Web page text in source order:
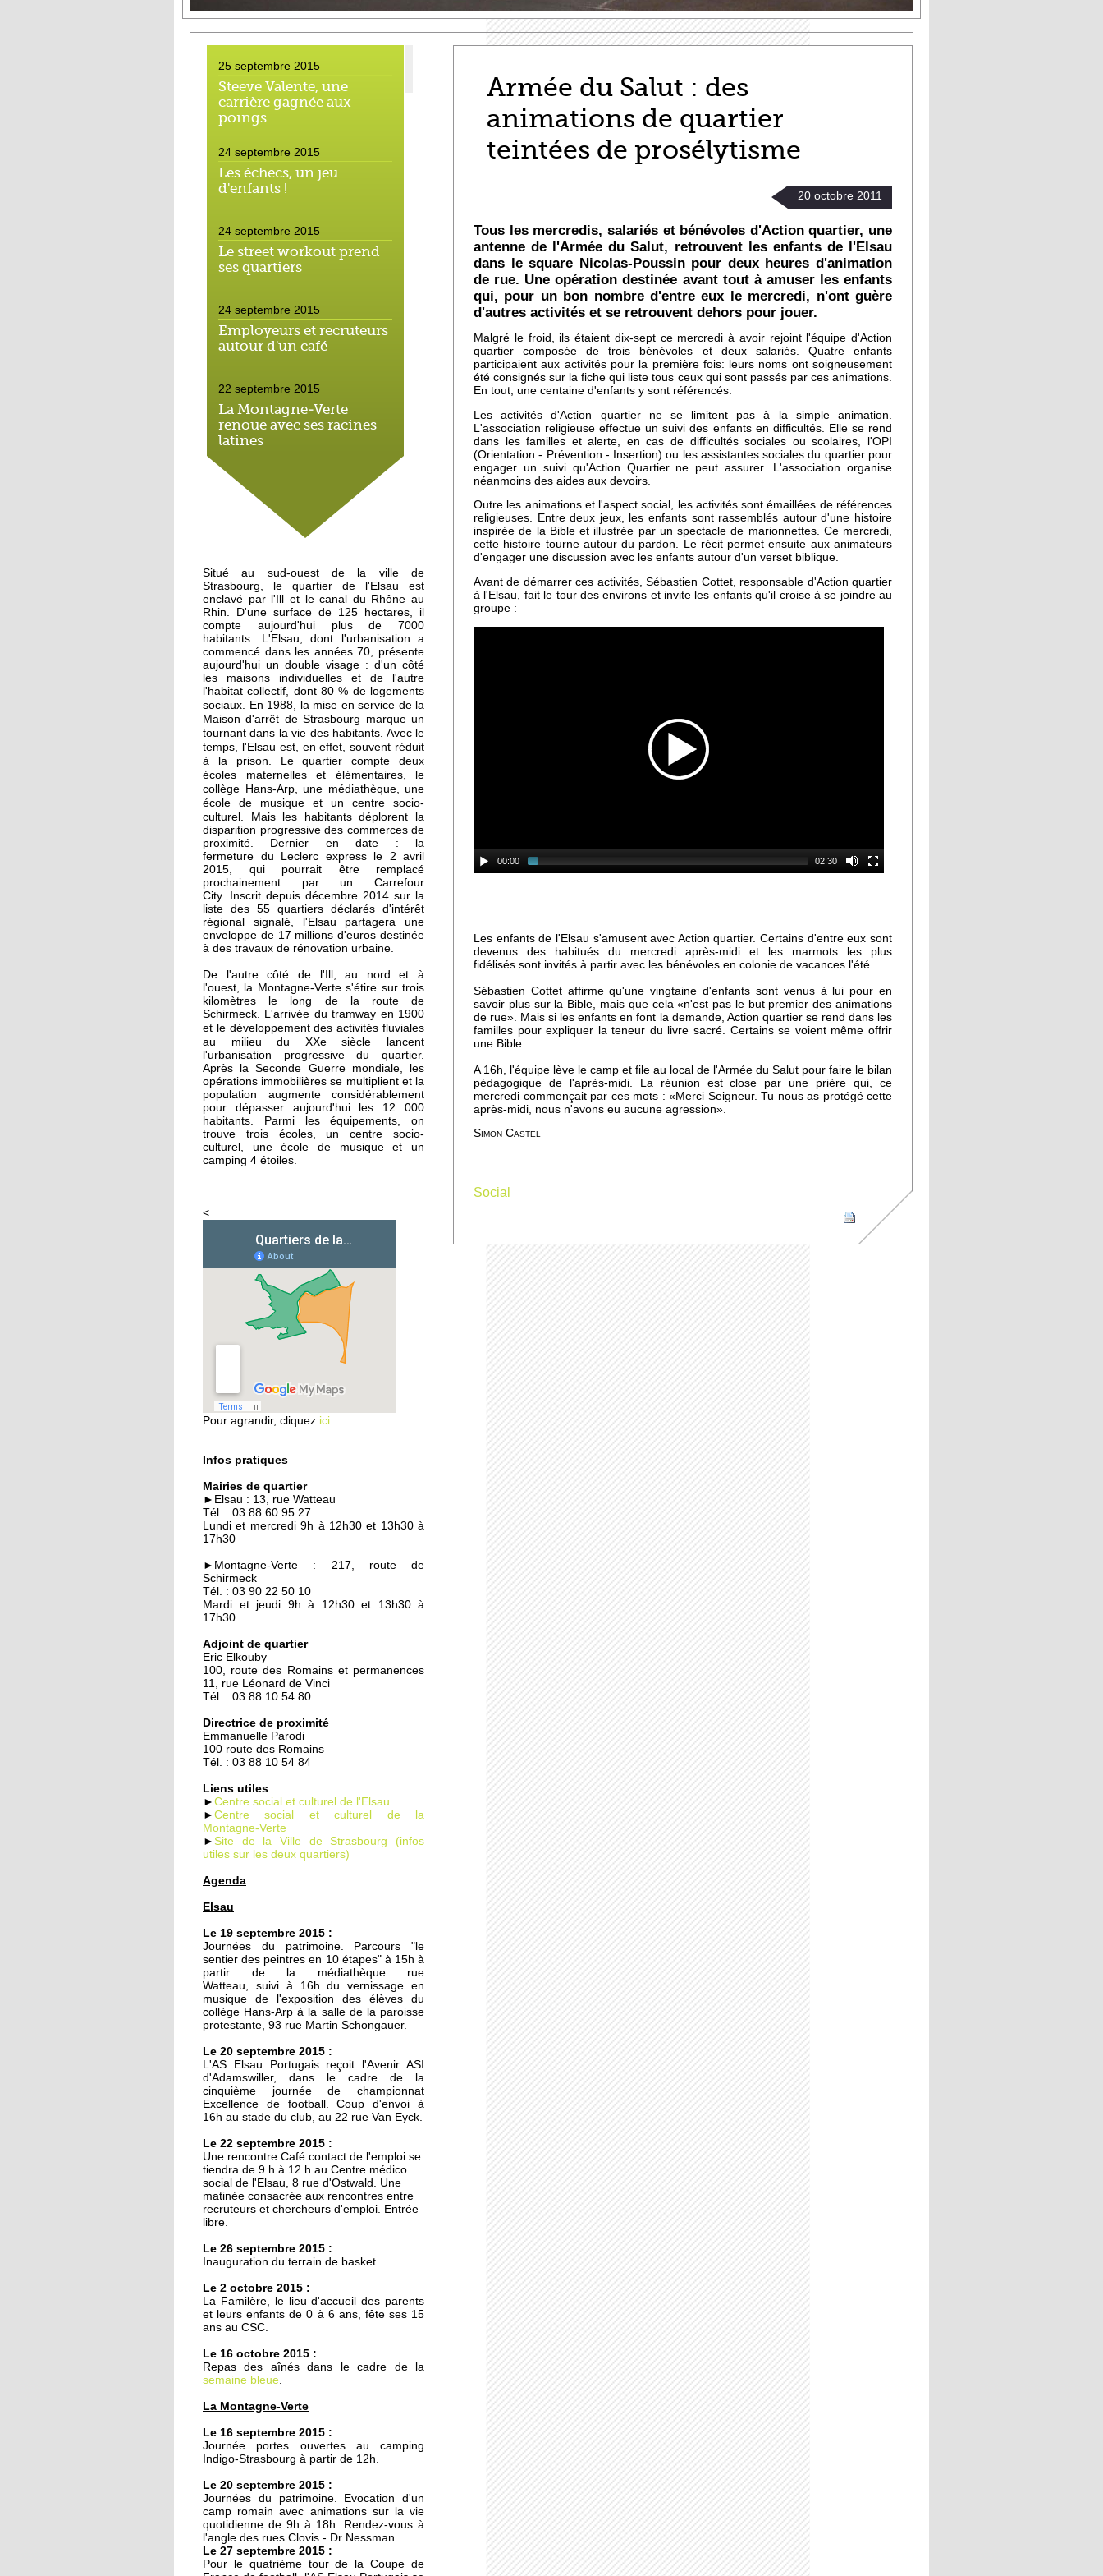
25 septembre 2015
Steeve Valente, une
carrière gagnée aux
poings
24 septembre 2015
Les échecs, un jeu
d'enfants !
24 septembre 2015
Le street workout prend
ses quartiers
24 septembre 2015
Employeurs et recruteurs
autour d'un café
22 septembre 2015
La Montagne-Verte
renoue avec ses racines
latines
22 septembre 2015
Un Carrefour Contact à
l'Elsau courant automne
A l'Elsau, une balade
haute en couleur
18 septembre 2015
A Emmaüs Montagne-
Verte, le tri s'organise
pour les migrants
18 septembre 2015
La recherche d'emploi
autour d'un café
17 septembre 2015
Notre sélection pour les
Journées du patrimoine
à l'Elsau et la Montagne-
Verte
16 septembre 2015
Un camping adepte du
bon voisinage
15 septembre 2015
Dons records à Emmaüs
en faveur des réfugiés
26 septembre 2014
Des cours de vélo pour
favoriser l'insertion
26 septembre 2014
Femmes de Paroles
Les filles chaussent leurs
crampons
24 septembre 2014
Vers une aide sociale plus
ciblée
24 septembre 2014
Les habitants
redécouvrent le Parc
naturel urbain
23 septembre 2014
Quand les employeurs
viennent chercher les
chômeurs
23 septembre 2014
Un demi-siècle à l'Elsau
22 septembre 2014
Familles rurales veut
casser l'isolement des
seniors
Maison d'arrêt : les
parloirs sauvages
empoisonnent la vie des
19 septembre 2014
La nounou des HLM
Le TJP à l'Elsau : Des
nouvelles des vieilles
18 septembre 2014
Un nouveau mirador à la
prison de Strasbourg
27 octobre 2011
Des locataires à l'abandon
L'étrange enclave
lingolsheimoise dans la
Montagne Verte
20 octobre 2011
animations de quartier
teintées de prosélytisme
20 octobre 2011
Ces recettes qui n'ont pas
18 octobre 2011
Le chemin du
Kammerfeld fait peau
neuve
18 octobre 2011
150 à 200 logements
prévus sur l'ex-site
Danone
18 octobre 2011
Situé au sud-ouest de la ville de
Strasbourg, le quartier de l'Elsau est
enclavé par l'Ill et le canal du Rhône au
Rhin. D'une surface de 125 hectares, il
compte aujourd'hui plus de 7000
habitants. L'Elsau, dont l'urbanisation a
commencé dans les années 70, présente
aujourd'hui un double visage : d'un côté
les maisons individuelles et de l'autre
l'habitat collectif, dont 80 % de logements
sociaux. En 1988, la mise en service de la
Maison d'arrêt de Strasbourg marque un
tournant dans la vie des habitants. Avec le
temps, l'Elsau est, en effet, souvent réduit
à la prison.
Le quartier comptedeux
écoles maternelles et élémentaires, le
collège Hans-Arp, une médiathèque, une
école de musique et un centre socio-
culturel. Mais les habitants déplorent la
disparition progressive des commerces de
proximité. Dernier en date : la
fermeture du Leclerc express le 2 avril
2015, qui pourrait être remplacé
prochainement par un Carrefour
City. Inscrit depuis décembre 2014 sur la
liste des 55 quartiers déclarés d'intérêt
régional signalé, l'Elsau partagera une
enveloppe de 17 millions d'euros destinée
à des travaux de rénovation urbaine.
De l'autre côté de l'Ill, au nord et à
l'ouest, la Montagne-Verte s'étire sur trois
kilomètres le long de la route de
Schirmeck. L'arrivée du tramway en 1900
et l e développement des activités fluviales
au milieu du XXe siècle
lancent
l'urbanisation progressive du quartier.
Après la Seconde Guerre mondiale, les
opérations immobilières se multiplient et la
population augmente considérablement
pour dépasser aujourd'hui les 12 000
habitants. Parmi les équipements, on
trouve trois écoles, un centre socio-
culturel, une école de musique et un
camping 4 étoiles.
<
Pour agrandir, cliquez ici
Infos pratiques
Mairies de quartier
►Elsau : 13, rue Watteau
Tél. : 03 88 60 95 27
Lundi et mercredi 9h à 12h30 et 13h30 à
17h30
►Montagne-Verte : 217, route de
Schirmeck
Tél. : 03 90 22 50 10
Mardi et jeudi 9h à 12h30 et 13h30 à
17h30
Adjoint de quartier
Eric Elkouby
100, route des Romains et permanences
11, rue Léonard de Vinci
Tél. : 03 88 10 54 80
Directrice de proximité
Emmanuelle Parodi
100 route des Romains
Tél. : 03 88 10 54 84
Liens utiles
► Centre social et culturel de l'Elsau
► Centre social et culturel de la
Montagne-Verte
► Site de la Ville de Strasbourg (infos
utiles sur les deux quartiers)
Agenda
Elsau
Le 19 septembre 2015 :
Journées du patrimoine. Parcours "le
sentier des peintres en 10 étapes" à 15h à
partir de la médiathèque rue
Watteau, suivi à 16h du vernissage en
musique de l'exposition des élèves du
collège Hans-Arp à la salle de la paroisse
protestante, 93 rue Martin Schongauer.
Le 20 septembre 2015 :
L'AS Elsau Portugais reçoit l'Avenir ASI
d'Adamswiller, dans le cadre de la
cinquième journée de championnat
Excellence de football. Coup d'envoi à
16h au stade du club, au 22 rue Van Eyck.
Le 22 septembre 2015 :
Une rencontre Café contact de l'emploi se
tiendra de 9 h à 12 h au Centre médico
social de l'Elsau, 8 rue d'Ostwald. Une
matinée consacrée aux rencontres entre
recruteurs et chercheurs d'emploi. Entrée
libre.
Le 26 septembre 2015 :
Inauguration du terrain de basket.
Le 2 octobre 2015 :
La Familère, le lieu d'accueil des parents
et leurs enfants de 0 à 6 ans, fête ses 15
ans au CSC.
Le 16 octobre 2015 :
Repas des aînés dans le cadre de la
semaine bleue.
La Montagne-Verte
Le 16 septembre 2015 :
Journée portes ouvertes au camping
Indigo-Strasbourg à partir de 12h.
Le 20 septembre 2015 :
Journées du patrimoine. Evocation d'un
camp romain avec animations sur la vie
quotidienne de 9h à 18h. Rendez-vous à
l'angle des rues Clovis - Dr Nessman.
Le 27 septembre 2015 :
Pour le quatrième tour de la Coupe de
Armée du Salut : des
animations de quartier
teintées de prosélytisme
20 octobre 2011
Tous les mercredis, salariés et bénévoles d'Action quartier, une
antenne de l'Armée du Salut, retrouvent les enfants de l'Elsau
dans le square Nicolas-Poussin pour deux heures d'animation
de rue. Une opération destinée avant tout à amuser les enfants
qui, pour un bon nombre d'entre eux le mercredi, n'ont guère
d'autres activités et se retrouvent dehors pour jouer.
Malgré le froid, ils étaient dix-sept ce mercredi à avoir rejoint l'équipe d'Action
quartier composée de trois bénévoles et deux salariés. Quatre enfants
participaient aux activités pour la première fois: leurs noms ont soigneusement
été consignés sur la fiche qui liste tous ceux qui sont passés par ces animations.
En tout, une centaine d'enfants y sont référencés.
Les activités d'Action quartier ne se limitent pas à la simple animation.
L'association religieuse effectue un suivi des enfants en difficultés. Elle se rend
dans les familles et alerte, en cas de difficultés sociales ou scolaires, l'OPI
(Orientation - Prévention - Insertion) ou les assistantes sociales du quartier pour
engager un suivi qu'Action Quartier ne peut assurer. L'association organise
néanmoins des aides aux devoirs.
Outre les animations et l'aspect social, les activités sont émaillées de références
religieuses. Entre deux jeux, les enfants sont rassemblés autour d'une histoire
inspirée de la Bible et illustrée par un spectacle de marionnettes. Ce mercredi,
cette histoire tourne autour du pardon. Le récit permet ensuite aux animateurs
d'engager une discussion avec les enfants autour d'un verset biblique.
Avant de démarrer ces activités, Sébastien Cottet, responsable d'Action quartier
à l'Elsau, fait le tour des environs et invite les enfants qu'il croise à se joindre au
groupe :
00:00 02:30
Les enfants de l'Elsau s'amusent avec Action quartier. Certains d'entre eux sont
devenus des habitués du mercredi après-midi et les marmots les plus
fidélisés sont invités à partir avec les bénévoles en colonie de vacances l'été.
Sébastien Cottet affirme qu'une vingtaine d'enfants sont venus à lui pour en
savoir plus sur la Bible, mais que cela «n'est pas le but premier des animations
de rue». Mais si les enfants en font la demande, Action quartier se rend dans les
familles pour expliquer la teneur du livre sacré. Certains se voient même offrir
une Bible.
A 16h, l'équipe lève le camp et file au local de l'Armée du Salut pour faire le bilan
pédagogique de l'après-midi. La réunion est close par une prière qui, ce
mercredi commençait par ces mots : «Merci Seigneur. Tu nous as protégé cette
après-midi, nous n'avons eu aucune agression».
Simon Castel
Social